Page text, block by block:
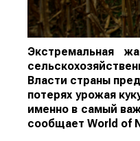
Экстремальная
Власти страны
потерях урожая
именно в самый
сообщает World of